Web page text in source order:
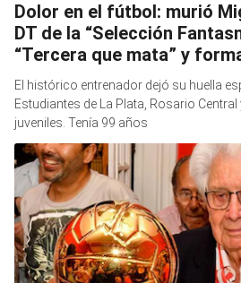
Dolor en el fútbol: murió
DT de la “Selección
“Tercera que mata” y
El histórico entrenador dejó su huella
Estudiantes de La Plata, Rosario
juveniles. Tenía 99 años